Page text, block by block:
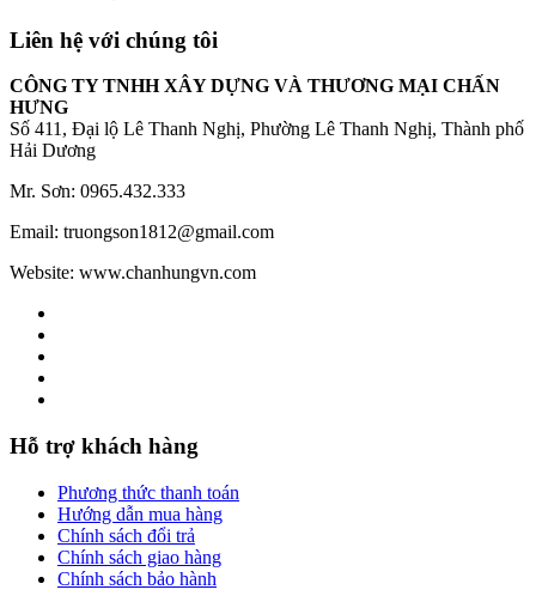
Liên hệ với chúng tôi
CÔNG TY TNHH XÂY DỰNG VÀ THƯƠNG MẠI CHẤN
HƯNG
Số 411, Đại lộ Lê Thanh Nghị, Phường Lê Thanh Nghị, Thành phố
Hải Dương
Mr. Sơn: 0965.432.333
Email: truongson1812@gmail.com
Website: www.chanhungvn.com
Hỗ trợ khách hàng
Phương thức thanh toán
Hướng dẫn mua hàng
Chính sách đổi trả
Chính sách giao hàng
Chính sách bảo hành